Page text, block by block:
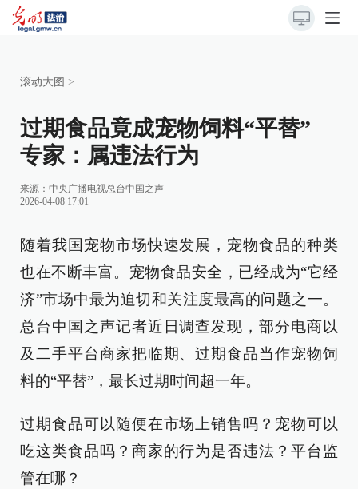
滚动大图 >
过期食品竟成宠物饲料“平替”
专家：属违法行为
来源： 中央广播电视总台中国之声
2026-04-08 17:01
随着我国宠物市场快速发展，宠物食品的种类
也在不断丰富。宠物食品安全，已经成为“它经
济”市场中最为迫切和关注度最高的问题之一。
总台中国之声记者近日调查发现，部分电商以
及二手平台商家把临期、过期食品当作宠物饲
料的“平替”，最长过期时间超一年。
过期食品可以随便在市场上销售吗？宠物可以
吃这类食品吗？商家的行为是否违法？平台监
管在哪？